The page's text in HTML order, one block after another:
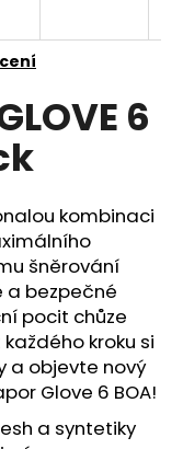
6
kombinaci
šněrování
a bezpečné
pocit chůze
kroku si
a objevte nový
Glove 6 BOA!
a syntetiky